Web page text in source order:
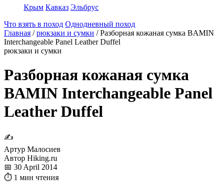
Крым Кавказ Эльбрус
Что взять в поход Однодневный поход
Главная / рюкзаки и сумки / Разборная кожаная сумка BAMIN
Interchangeable Panel Leather Duffel
рюкзаки и сумки
Разборная кожаная сумка
BAMIN Interchangeable Panel
Leather Duffel
✍
Артур Малосиев
Автор Hiking.ru
📅 30 April 2014
⏱ 1 мин чтения